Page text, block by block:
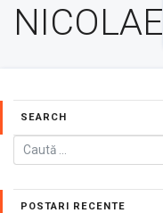
NICOLAE
SEARCH
POSTARI RECENTE